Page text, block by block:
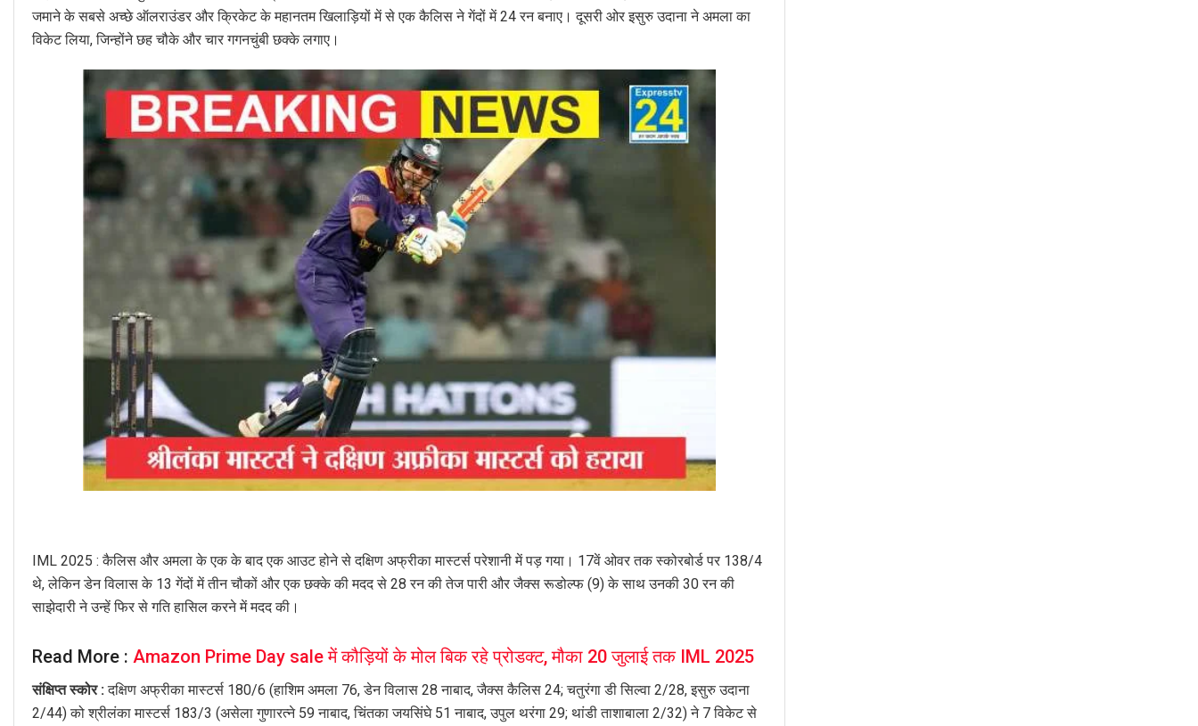
जमाने के सबसे अच्छे ऑलराउंडर और क्रिकेट के महानतम खिलाड़ियों में से एक कैलिस ने गेंदों में 24 रन बनाए। दूसरी ओर इसुरु उदाना ने अमला का
विकेट लिया, जिन्होंने छह चौके और चार गगनचुंबी छक्के लगाए।
IML 2025 : कैलिस और अमला के एक के बाद एक आउट होने से दक्षिण अफ्रीका मास्टर्स परेशानी में पड़ गया। 17वें ओवर तक स्कोरबोर्ड पर 138/4
थे, लेकिन डेन विलास के 13 गेंदों में तीन चौकों और एक छक्के की मदद से 28 रन की तेज पारी और जैक्स रूडोल्फ (9) के साथ उनकी 30 रन की
साझेदारी ने उन्हें फिर से गति हासिल करने में मदद की।
Read More : Amazon Prime Day sale में कौड़ियों के मोल बिक रहे प्रोडक्ट, मौका 20 जुलाई तक IML 2025
संक्षिप्त स्कोर : दक्षिण अफ्रीका मास्टर्स 180/6 (हाशिम अमला 76, डेन विलास 28 नाबाद, जैक्स कैलिस 24; चतुरंगा डी सिल्वा 2/28, इसुरु उदाना
2/44) को श्रीलंका मास्टर्स 183/3 (असेला गुणारत्ने 59 नाबाद, चिंतका जयसिंघे 51 नाबाद, उपुल थरंगा 29; थांडी ताशाबाला 2/32) ने 7 विकेट से